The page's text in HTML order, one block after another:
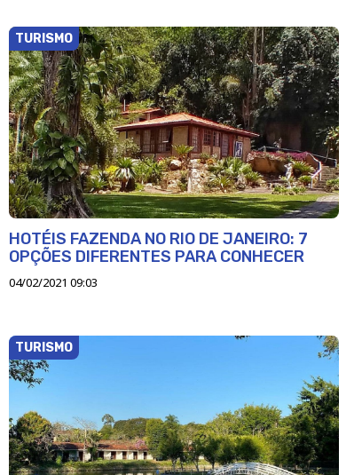
TURISMO
HOTÉIS FAZENDA NO RIO DE JANEIRO: 7
OPÇÕES DIFERENTES PARA CONHECER
04/02/2021 09:03
TURISMO